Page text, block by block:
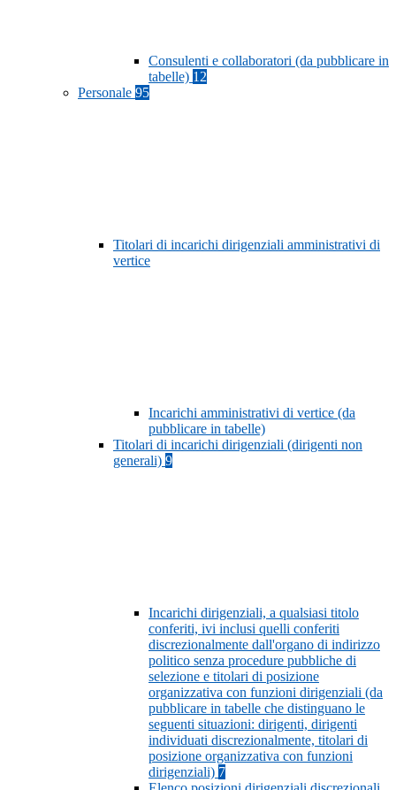
Consulenti e collaboratori (da pubblicare in
tabelle) 12
Personale 95
Titolari di incarichi dirigenziali amministrativi di
vertice
Incarichi amministrativi di vertice (da
pubblicare in tabelle)
Titolari di incarichi dirigenziali (dirigenti non
generali) 9
Incarichi dirigenziali, a qualsiasi titolo
conferiti, ivi inclusi quelli conferiti
discrezionalmente dall'organo di indirizzo
politico senza procedure pubbliche di
selezione e titolari di posizione
organizzativa con funzioni dirigenziali (da
pubblicare in tabelle che distinguano le
seguenti situazioni: dirigenti, dirigenti
individuati discrezionalmente, titolari di
posizione organizzativa con funzioni
dirigenziali) 7